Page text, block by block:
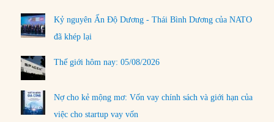
Kỷ nguyên Ấn Độ Dương - Thái Bình Dương của NATO
đã khép lại
Thế giới hôm nay: 05/08/2026
Nợ cho kẻ mộng mơ: Vốn vay chính sách và giới hạn của
việc cho startup vay vốn